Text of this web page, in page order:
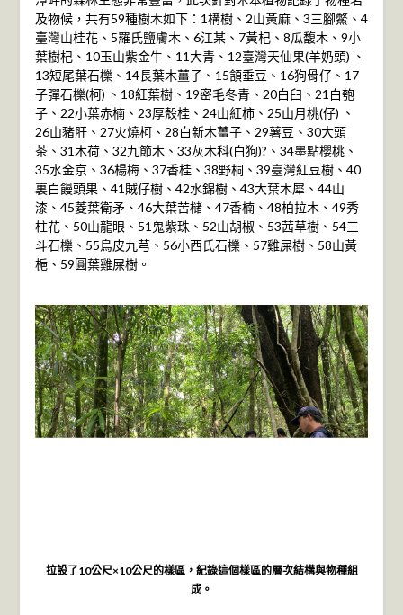
及物候，共有59種樹木如下：1構樹、2山黃麻、3三腳鱉、4
臺灣山桂花、5羅氏鹽膚木、6江某、7黃杞、8瓜馥木、9小
葉樹杞、10玉山紫金牛、11大青、12臺灣天仙果(羊奶頭) 、
13短尾葉石櫟、14長葉木薑子、15頷垂豆、16狗骨仔、17
子彈石櫟(柯) 、18紅葉樹、19密毛冬青、20白臼、21白匏
子、22小葉赤楠、23厚殼桂、24山紅柿、25山月桃(仔) 、
26山豬肝、27火燒柯、28白新木薑子、29薯豆、30大頭
茶、31木荷、32九節木、33灰木科(白狗)?、34墨點櫻桃、
35水金京、36楊梅、37香桂、38野桐、39臺灣紅豆樹、40
裏白饅頭果、41賊仔樹、42水錦樹、43大葉木犀、44山
漆、45菱葉衛矛、46大葉苦槠、47香楠、48柏拉木、49秀
柱花、50山龍眼、51鬼紫珠、52山胡椒、53茜草樹、54三
斗石櫟、55烏皮九芎、56小西氏石櫟、57雞屎樹、58山黃
梔、59圓葉雞屎樹。
拉設了10公尺×10公尺的樣區，紀錄這個樣區的層次結構與物種組
成。